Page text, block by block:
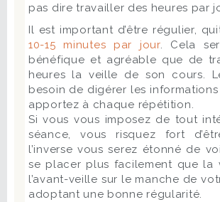
pas dire travailler des heures par
Il est important d’être régulier,
10-15 minutes par jour. Cela
bénéfique et agréable que de
heures la veille de son cours.
besoin de digérer les
apportez à chaque répétition.
Si vous vous imposez de tout
séance, vous risquez fort
l’inverse vous serez étonné de
se placer plus facilement que la
l’avant-veille sur le manche de
adoptant une bonne régularité.